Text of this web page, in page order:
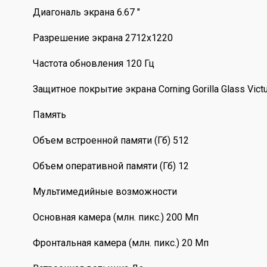
Диагональ экрана 6.67 "
Разрешение экрана 2712x1220
Частота обновления 120 Гц
Защитное покрытие экрана Corning Gorilla Glass
Память
Объем встроенной памяти (Гб) 512
Объем оперативной памяти (Гб) 12
Мультимедийные возможности
Основная камера (млн. пикс.) 200 Мп
Фронтальная камера (млн. пикс.) 20 Мп